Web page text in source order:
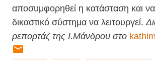
αποσυμφορηθεί η κατάσταση και να
δικαστικό σύστημα να λειτουργεί.
ρεπορτάζ της Ι.Μάνδρου στο